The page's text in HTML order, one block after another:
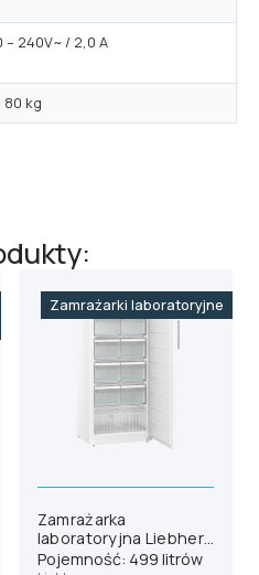
– 240V~ / 2,0 A
80 kg
Zamrażarki laboratoryjne
Zamrażarka
laboratoryjna Liebherr
SFFsg 5501 wersja 740
Pojemność: 499 litrów